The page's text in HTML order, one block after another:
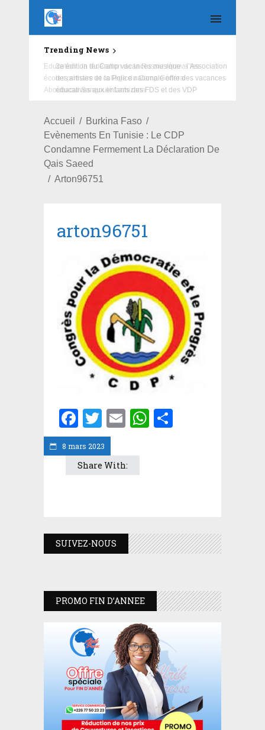
Trending News
Education : la fédération de la Russie rénove les
écoles primaire et collège du Camp Général
Aboubacar Sangoulé Lamizana
Accueil
Burkina Faso
Evènements En Tunisie : Le CDP
Condamne Fermement La Déclaration De
Qais Saeed
Arton96751
8 mars 2023
arton96751
Facebook
Twitter
EmailWhatsApp
Share With:
SUIVEZ-NOUS
PROMO FIN D’ANNEE